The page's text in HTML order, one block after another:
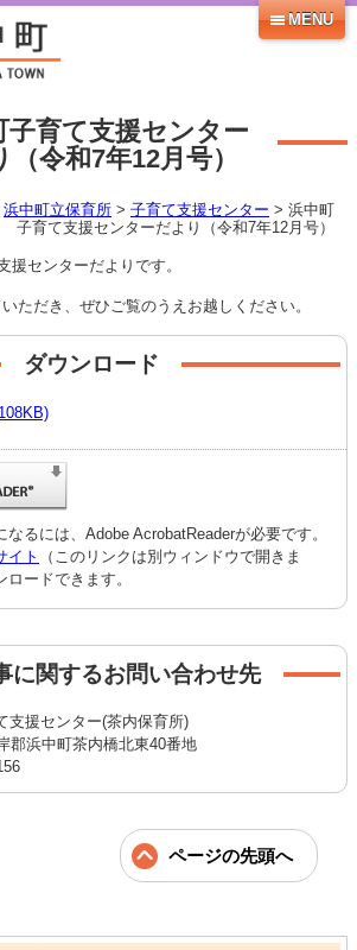
MENU
子育て支援センター
（令和7年12月号）
浜中町立保育所 > 子育て支援センター > 浜中町
子育て支援センターだより（令和7年12月号）
援センターだよりです。
ただき、ぜひご覧のうえお越しください。
ダウンロード
るには、Adobe AcrobatReaderが必要です。
イト
（このリンクは別ウィンドウで開きま
ードできます。
に関するお問い合わせ先
支援センター(茶内保育所)
郡浜中町茶内橋北東40番地
ページの先頭へ